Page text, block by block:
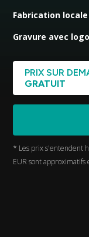
Fabrication locale
Gravure avec
PRIX SUR
GRATUIT
* Les prix s'entendent
EUR sont approximatifs